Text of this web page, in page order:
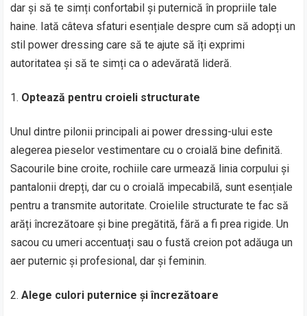
dar și să te simți confortabil și puternică în propriile tale
haine. Iată câteva sfaturi esențiale despre cum să adopți un
stil power dressing care să te ajute să îți exprimi
autoritatea și să te simți ca o adevărată lideră.
Optează pentru croieli structurate
Unul dintre pilonii principali ai power dressing-ului este
alegerea pieselor vestimentare cu o croială bine definită.
Sacourile bine croite, rochiile care urmează linia corpului și
pantalonii drepți, dar cu o croială impecabilă, sunt esențiale
pentru a transmite autoritate. Croielile structurate te fac să
arăți încrezătoare și bine pregătită, fără a fi prea rigide. Un
sacou cu umeri accentuați sau o fustă creion pot adăuga un
aer puternic și profesional, dar și feminin.
Alege culori puternice și încrezătoare